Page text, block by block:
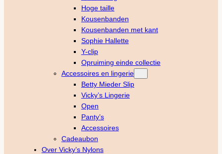
Hoge taille
Kousenbanden
Kousenbanden met kant
Sophie Hallette
Y-clip
Opruiming einde collectie
Accessoires en lingerie
Betty Mieder Slip
Vicky’s Lingerie
Open
Panty’s
Accessoires
Cadeaubon
Over Vicky’s Nylons